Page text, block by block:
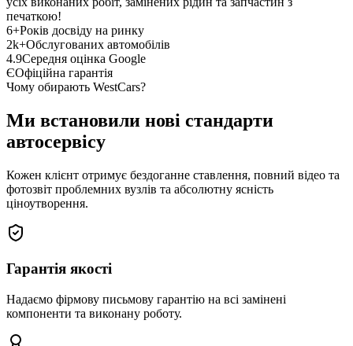
печаткою!
6+Років досвіду на ринку
2k+Обслугованих автомобілів
4.9Середня оцінка Google
ЄОфіційна гарантія
Чому обирають WestCars?
Ми встановили нові стандарти
автосервісу
Кожен клієнт отримує бездоганне ставлення, повний відео та
фотозвіт проблемних вузлів та абсолютну ясність
ціноутворення.
Гарантія якості
Надаємо фірмову письмову гарантію на всі замінені
компоненти та виконану роботу.